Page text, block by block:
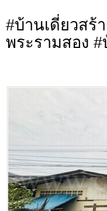
#บ้านเดี่ยวส
พระรามสอง